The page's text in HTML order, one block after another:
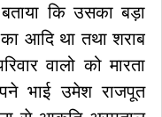
कि उसका बड़ा
आदि था तथा शराब
वालो को मारता
भाई उमेश राजपूत